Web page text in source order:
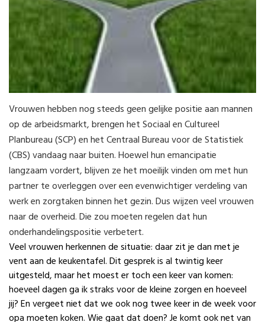
Vrouwen hebben nog steeds geen gelijke positie aan mannen
op de arbeidsmarkt, brengen het Sociaal en Cultureel
Planbureau (SCP) en het Centraal Bureau voor de Statistiek
(CBS) vandaag naar buiten. Hoewel hun emancipatie
langzaam vordert, blijven ze het moeilijk vinden om met hun
partner te overleggen over een evenwichtiger verdeling van
werk en zorgtaken binnen het gezin. Dus wijzen veel vrouwen
naar de overheid. Die zou moeten regelen dat hun
onderhandelingspositie verbetert.
Veel vrouwen herkennen de situatie: daar zit je dan met je
vent aan de keukentafel. Dit gesprek is al twintig keer
uitgesteld, maar het moest er toch een keer van komen:
hoeveel dagen ga ik straks voor de kleine zorgen en hoeveel
jij? En vergeet niet dat we ook nog twee keer in de week voor
opa moeten koken. Wie gaat dat doen? Je komt ook net van